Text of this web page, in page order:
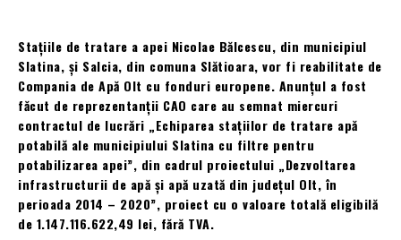
Stațiile de tratare a apei Nicolae Bălcescu, din municipiul
Slatina, și Salcia, din comuna Slătioara, vor fi reabilitate de
Compania de Apă Olt cu fonduri europene. Anunțul a fost
făcut de reprezentanții CAO care au semnat miercuri
contractul de lucrări „Echiparea stațiilor de tratare apă
potabilă ale municipiului Slatina cu filtre pentru
potabilizarea apei”, din cadrul proiectului „Dezvoltarea
infrastructurii de apă și apă uzată din județul Olt, în
perioada 2014 – 2020”, proiect cu o valoare totală eligibilă
de 1.147.116.622,49 lei, fără TVA.